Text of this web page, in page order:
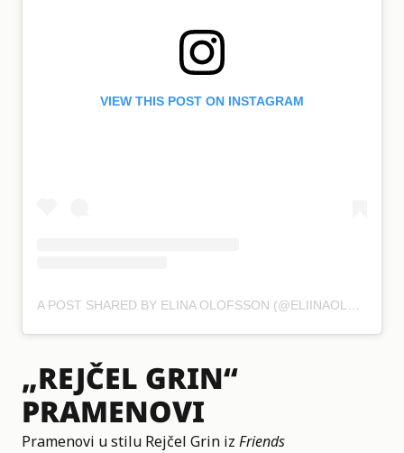
VIEW THIS POST ON INSTAGRAM
A POST SHARED BY ELINA OLOFSSON (@ELIINAOLOFSSON)
„REJČEL GRIN“
PRAMENOVI
Pramenovi u stilu Rejčel Grin iz Friends